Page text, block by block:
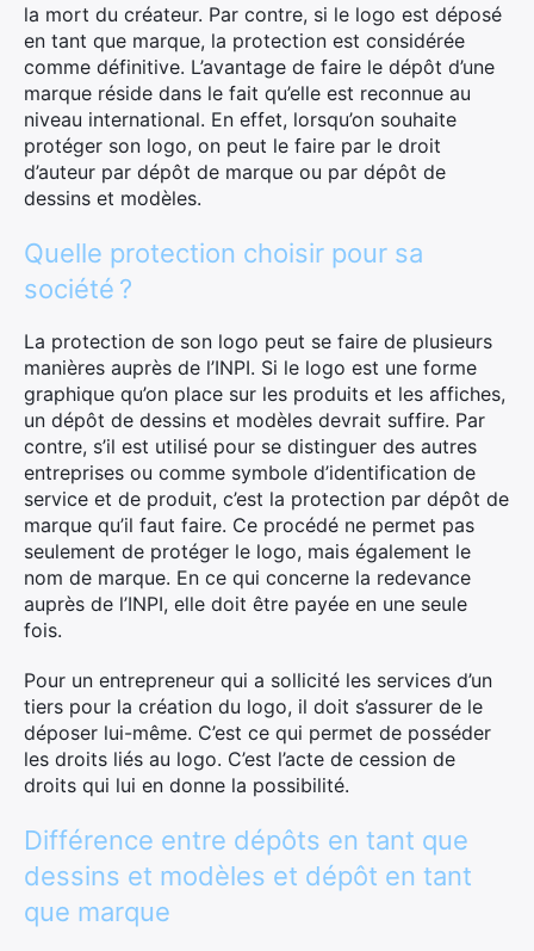
la mort du créateur. Par contre, si le logo est déposé
en tant que marque, la protection est considérée
comme définitive. L’avantage de faire le dépôt d’une
marque réside dans le fait qu’elle est reconnue au
niveau international. En effet, lorsqu’on souhaite
protéger son logo, on peut le faire par le droit
d’auteur par dépôt de marque ou par dépôt de
dessins et modèles.
Quelle protection choisir pour sa
société ?
La protection de son logo peut se faire de plusieurs
manières auprès de l’INPI. Si le logo est une forme
graphique qu’on place sur les produits et les affiches,
un dépôt de dessins et modèles devrait suffire. Par
contre, s’il est utilisé pour se distinguer des autres
entreprises ou comme symbole d’identification de
service et de produit, c’est la protection par dépôt de
marque qu’il faut faire. Ce procédé ne permet pas
seulement de protéger le logo, mais également le
nom de marque. En ce qui concerne la redevance
auprès de l’INPI, elle doit être payée en une seule
fois.
Pour un entrepreneur qui a sollicité les services d’un
tiers pour la création du logo, il doit s’assurer de le
déposer lui-même. C’est ce qui permet de posséder
les droits liés au logo. C’est l’acte de cession de
droits qui lui en donne la possibilité.
Différence entre dépôts en tant que
dessins et modèles et dépôt en tant
que marque
Rechercher
: